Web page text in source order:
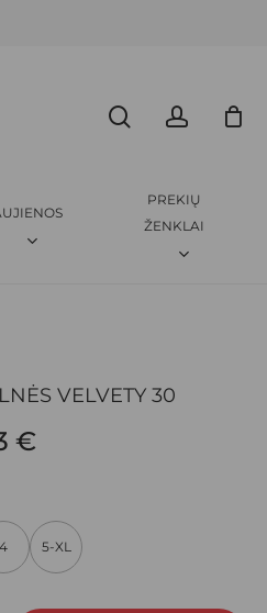
PREKIŲ
ŽENKLAI
VELVETY 30
€CURRENT
IS:
4 5-XL
PAŠTO ADRESĄ IR
KITĄ KARTĄ VĖL NORĖSIU